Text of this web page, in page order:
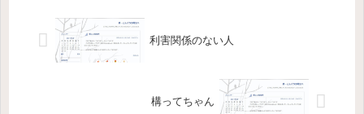
利害関係のない人
構ってちゃん